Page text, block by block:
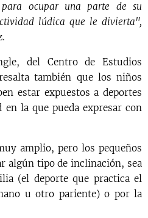
ocupar una parte de su
lúdica que le divierta",
del Centro de Estudios
también que los niños
estar expuestos a deportes
la que pueda expresar con
amplio, pero los pequeños
algún tipo de inclinación, sea
(el deporte que practica el
u otro pariente) o por la